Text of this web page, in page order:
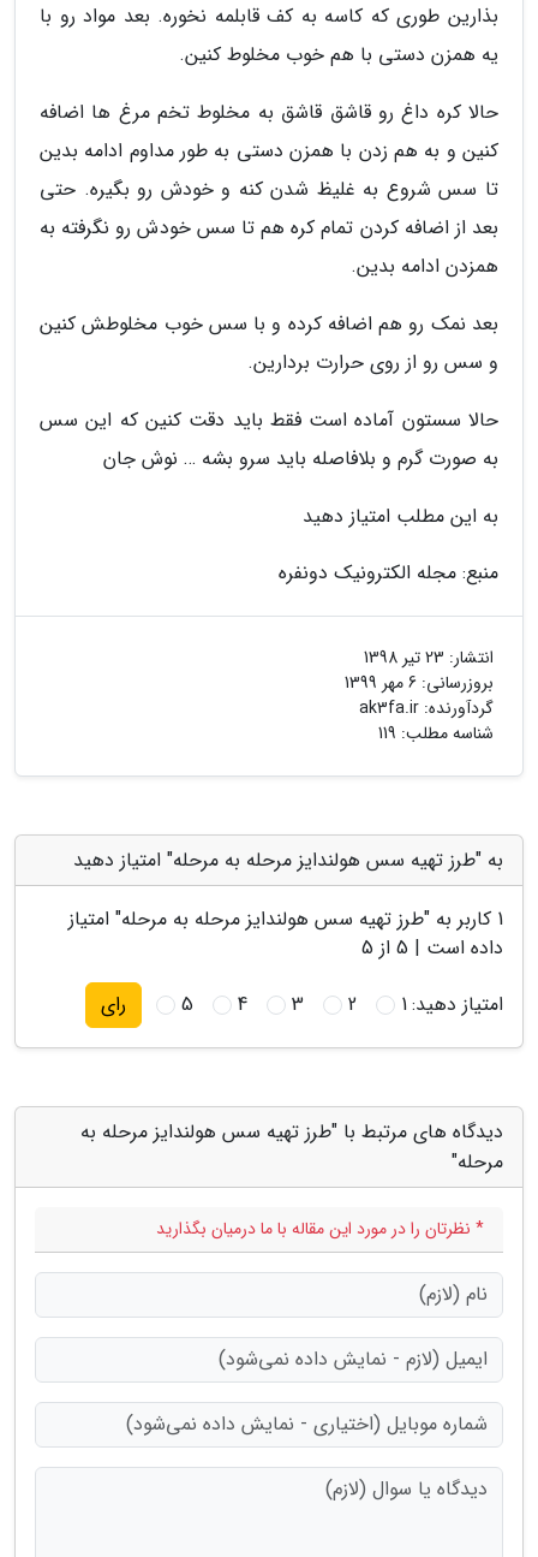
بذارین طوری که کاسه به کف قابلمه نخوره. بعد مواد رو با
یه همزن دستی با هم خوب مخلوط کنین.
حالا کره داغ رو قاشق قاشق به مخلوط تخم مرغ ها اضافه
کنین و به هم زدن با همزن دستی به طور مداوم ادامه بدین
تا سس شروع به غلیظ شدن کنه و خودش رو بگیره. حتی
بعد از اضافه کردن تمام کره هم تا سس خودش رو نگرفته به
همزدن ادامه بدین.
بعد نمک رو هم اضافه کرده و با سس خوب مخلوطش کنین
و سس رو از روی حرارت بردارین.
حالا سستون آماده است فقط باید دقت کنین که این سس
به صورت گرم و بلافاصله باید سرو بشه … نوش جان
به این مطلب امتیاز دهید
منبع: مجله الکترونیک دونفره
انتشار: 23 تیر 1398
بروزرسانی: 6 مهر 1399
گردآورنده: ak3fa.ir
شناسه مطلب: 119
به "طرز تهیه سس هولندایز مرحله به مرحله" امتیاز دهید
1 کاربر به "طرز تهیه سس هولندایز مرحله به مرحله" امتیاز
داده است | 5 از 5
امتیاز دهید:1
2
3
4
5 رای
دیدگاه های مرتبط با "طرز تهیه سس هولندایز مرحله به
مرحله"
* نظرتان را در مورد این مقاله با ما درمیان بگذارید